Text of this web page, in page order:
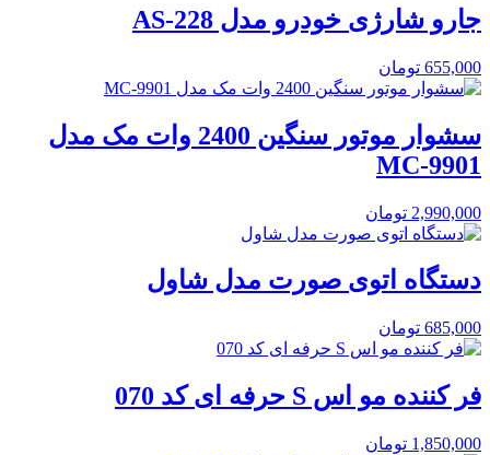
جارو شارژی خودرو مدل AS-228
655,000 تومان
سشوار موتور سنگین 2400 وات مک مدل
MC-9901
2,990,000 تومان
دستگاه اتوی صورت مدل شاول
685,000 تومان
فر کننده مو اس S حرفه ای کد 070
1,850,000 تومان